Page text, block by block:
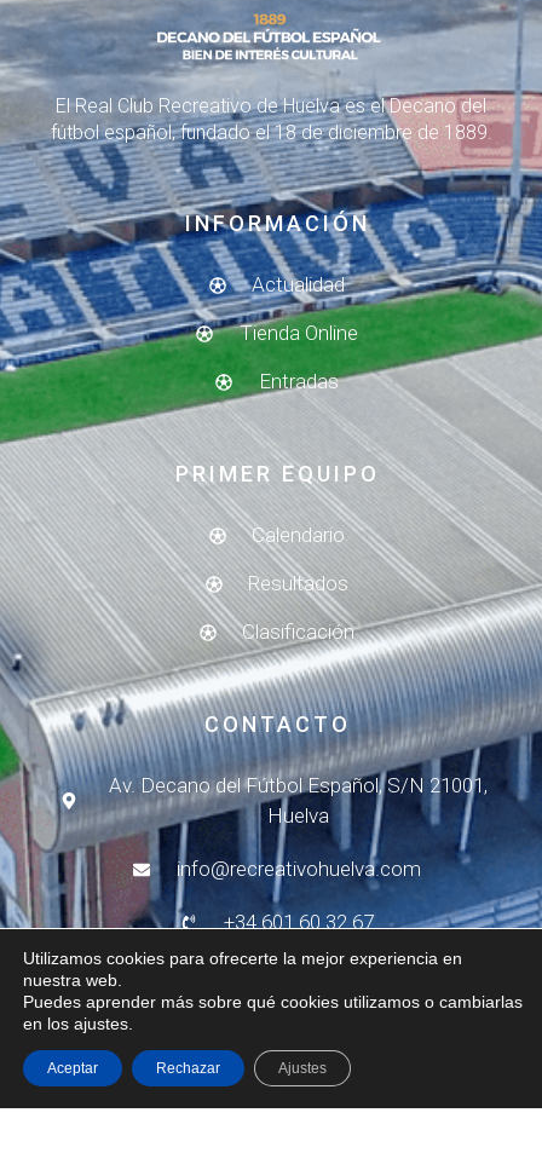
El Real Club Recreativo de Huelva es el Decano del
fútbol español, fundado el 18 de diciembre de 1889.
INFORMACIÓN
Actualidad
Tienda Online
Entradas
PRIMER EQUIPO
Calendario
Resultados
Clasificación
CONTACTO
Av. Decano del Fútbol Español, S/N 21001,
Huelva
info@recreativohuelva.com
+34 601 60 32 67
de L-V de 10h a 14h
Utilizamos cookies para ofrecerte la mejor experiencia en
nuestra web.
Puedes aprender más sobre qué cookies utilizamos o cambiarlas
en los ajustes.
Aceptar Rechazar Ajustes